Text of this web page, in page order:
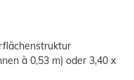
à 0,53 m) oder 3,40 x